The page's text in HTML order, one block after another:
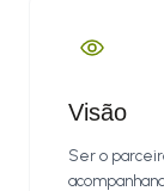
Visão
Ser o